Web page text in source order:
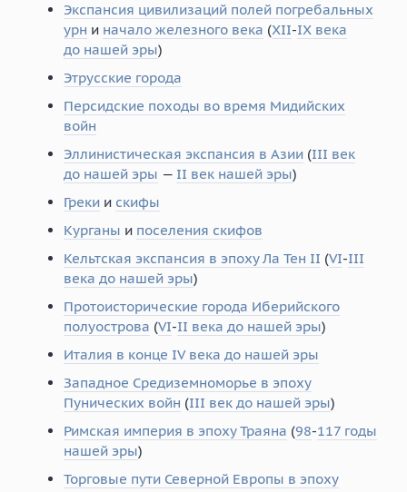
Экспансия цивилизаций полей погребальных
урн и начало железного века (XII-IX века
до нашей эры)
Этрусские города
Персидские походы во время Мидийских
войн
Эллинистическая экспансия в Азии (III век
до нашей эры — II век нашей эры)
Греки и скифы
Курганы и поселения скифов
Кельтская экспансия в эпоху Ла Тен II (VI-III
века до нашей эры)
Протоисторические города Иберийского
полуострова (VI-II века до нашей эры)
Италия в конце IV века до нашей эры
Западное Средиземноморье в эпоху
Пунических войн (III век до нашей эры)
Римская империя в эпоху Траяна (98-117 годы
нашей эры)
Торговые пути Северной Европы в эпоху